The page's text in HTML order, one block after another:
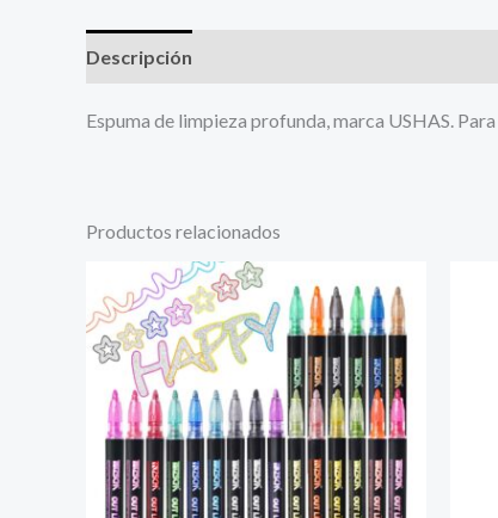
Descripción
Espuma de limpieza profunda, marca USHAS.
Productos relacionados